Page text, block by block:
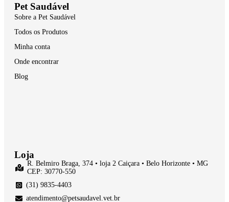
Pet Saudável
Sobre a Pet Saudável
Todos os Produtos
Minha conta
Onde encontrar
Blog
Loja
R. Belmiro Braga, 374 • loja 2 Caiçara • Belo Horizonte • MG
CEP: 30770-550
(31) 9835-4403
atendimento@petsaudavel.vet.br